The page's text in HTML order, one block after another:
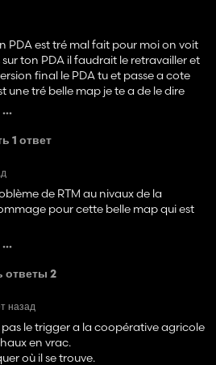
PDA est tré mal fait pour moi on voit
ton PDA il faudrait le retravailler et
final le PDA tu et passe a cote
une tré belle map je te a de le dire
1 ответ
de RTM au nivaux de la
pour cette belle map qui est
ответы 2
назад
le trigger a la coopérative agricole
en vrac.
où il se trouve.